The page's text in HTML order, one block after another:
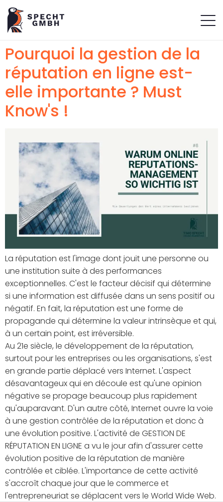
Pourquoi la gestion de la
réputation en ligne est-
elle importante ? Must
Know's !
La réputation est l'image dont jouit une personne ou
une institution suite à des performances
exceptionnelles. C'est le facteur décisif qui détermine
si une information est diffusée dans un sens positif ou
négatif. En fait, la réputation est une forme de
propagande qui détermine la valeur intrinsèque et qui,
à un certain point, est irréversible.
Au 21e siècle, le développement de la réputation,
surtout pour les entreprises ou les organisations, s'est
en grande partie déplacé vers Internet. L'aspect
désavantageux qui en découle est qu'une opinion
négative se propage beaucoup plus rapidement
qu'auparavant. D'un autre côté, Internet ouvre la voie
à une gestion contrôlée de la réputation et donc à
une évolution positive. L'activité de GESTION DE
RÉPUTATION EN LIGNE a vu le jour afin d'assurer cette
évolution positive de la réputation de manière
contrôlée et ciblée. L'importance de cette activité
s'accroît chaque jour que le commerce et
l'entrepreneuriat se déplacent vers le World Wide Web.